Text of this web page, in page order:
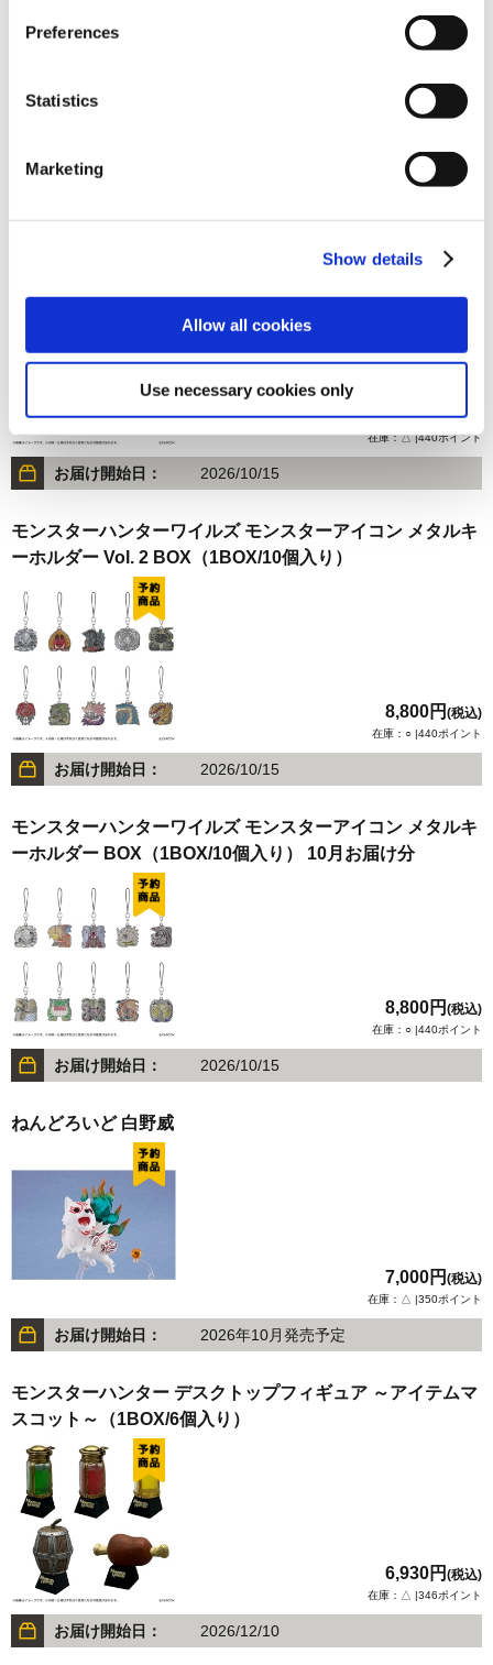
Preferences
Statistics
Marketing
Show details
Allow all cookies
Use necessary cookies only
在庫：○ |440ポイント
モンスターハンター モンでふぉ トラックジャケット
8,800円(税込)
在庫：△ |440ポイント
お届け開始日： 2026/10/15
モンスターハンターワイルズ モンスターアイコン メタルキ
ーホルダー Vol. 2 BOX（1BOX/10個入り）
8,800円 (税込)
在庫：○ |440ポイント
お届け開始日： 2026/10/15
モンスターハンターワイルズ モンスターアイコン メタルキ
ーホルダー BOX（1BOX/10個入り） 10月お届け分
8,800円 (税込)
在庫：○ |440ポイント
お届け開始日： 2026/10/15
ねんどろいど 白野威
7,000円 (税込)
在庫：△ |350ポイント
お届け開始日： 2026年10月発売予定
モンスターハンター デスクトップフィギュア ～アイテムマ
スコット～（1BOX/6個入り）
6,930円 (税込)
在庫：△ |346ポイント
お届け開始日： 2026/12/10